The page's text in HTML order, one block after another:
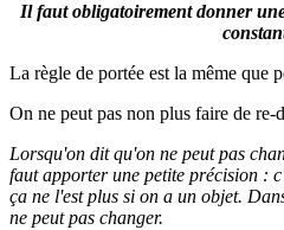
Il faut obligatoirement donner
La règle de portée est la même que
On ne peut pas non plus faire de re-
Lorsqu'on dit qu'on ne peut pas
faut apporter une petite précision :
ça ne l'est plus si on a un objet.
ne peut pas changer.